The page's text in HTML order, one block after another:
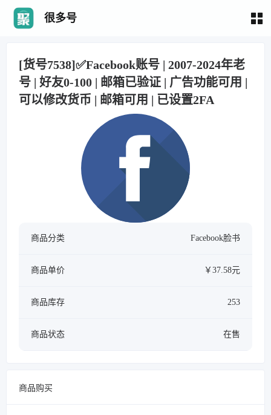
很多号
[货号7538]✅Facebook账号 | 2007-2024年老
号 | 好友0-100 | 邮箱已验证 | 广告功能可用 |
可以修改货币 | 邮箱可用 | 已设置2FA
商品分类 Facebook脸书
商品单价 ￥37.58元
商品库存 253
商品状态 在售
商品购买